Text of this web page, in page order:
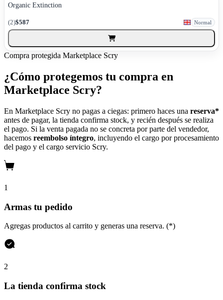
Organic Extinction
(2)$587 Normal
Compra protegida Marketplace Scry
¿Cómo protegemos tu compra en
Marketplace Scry?
En Marketplace Scry no pagas a ciegas: primero haces una reserva*
antes de pagar, la tienda confirma stock, y recién después se realiza
el pago. Si la venta pagada no se concreta por parte del vendedor,
hacemos reembolso íntegro, incluyendo el cargo por procesamiento
del pago y el cargo servicio Scry.
1
Armas tu pedido
Agregas productos al carrito y generas una reserva. (*)
2
La tienda confirma stock